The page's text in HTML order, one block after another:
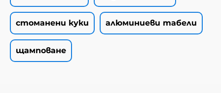
стоманени куки алюминиеви табели
щамповане